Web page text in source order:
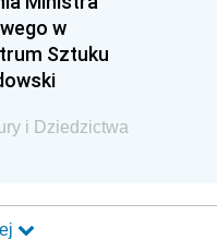
w
Sztuku
i Dziedzictwa